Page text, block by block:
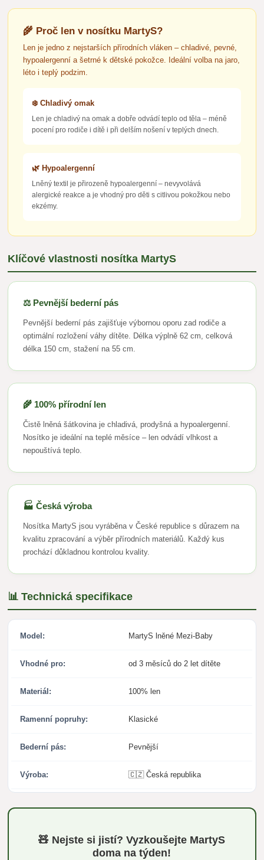
🌾 Proč len v nosítku MartyS?
Len je jedno z nejstarších přírodních vláken – chladivé, pevné,
hypoalergenní a šetrné k dětské pokožce. Ideální volba na jaro,
léto i teplý podzim.
❄️ Chladivý omak
Len je chladivý na omak a dobře odvádí teplo od těla – méně
pocení pro rodiče i dítě i při delším nošení v teplých dnech.
🌿 Hypoalergenní
Lněný textil je přirozeně hypoalergenní – nevyvolává
alergické reakce a je vhodný pro děti s citlivou pokožkou nebo
ekzémy.
Klíčové vlastnosti nosítka MartyS
⚖️ Pevnější bederní pás
Pevnější bederní pás zajišťuje výbornou oporu zad rodiče a
optimální rozložení váhy dítěte. Délka výplně 62 cm, celková
délka 150 cm, stažení na 55 cm.
🌾 100% přírodní len
Čistě lněná šátkovina je chladivá, prodyšná a hypoalergenní.
Nosítko je ideální na teplé měsíce – len odvádí vlhkost a
nepouštívá teplo.
🏭 Česká výroba
Nosítka MartyS jsou vyráběna v České republice s důrazem na
kvalitu zpracování a výběr přírodních materiálů. Každý kus
prochází důkladnou kontrolou kvality.
📊 Technická specifikace
Model: MartyS lněné Mezi-Baby
Vhodné pro: od 3 měsíců do 2 let dítěte
Materiál: 100% len
Ramenní popruhy: Klasické
Bederní pás: Pevnější
Výroba: 🇨🇿 Česká republika
🧸 Nejste si jistí? Vyzkoušejte MartyS
doma na týden!